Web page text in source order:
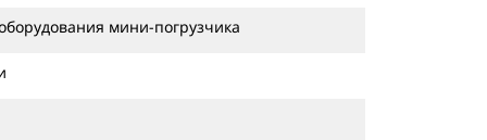
мини-погрузчика